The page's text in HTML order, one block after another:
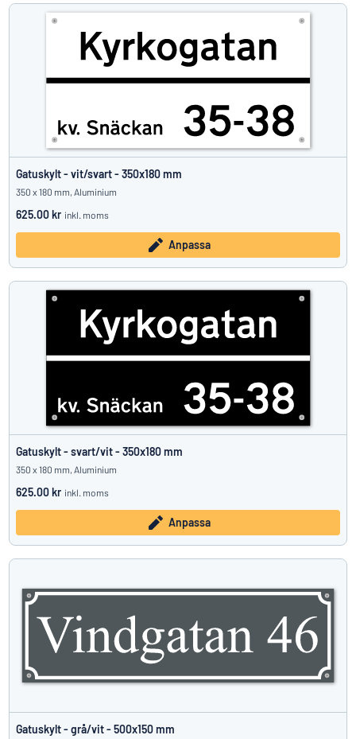
Gatuskylt - vit/svart - 350x180 mm
350 x 180 mm, Aluminium
625.00 kr inkl. moms
Anpassa
Gatuskylt - svart/vit - 350x180 mm
350 x 180 mm, Aluminium
625.00 kr inkl. moms
Anpassa
Gatuskylt - grå/vit - 500x150 mm